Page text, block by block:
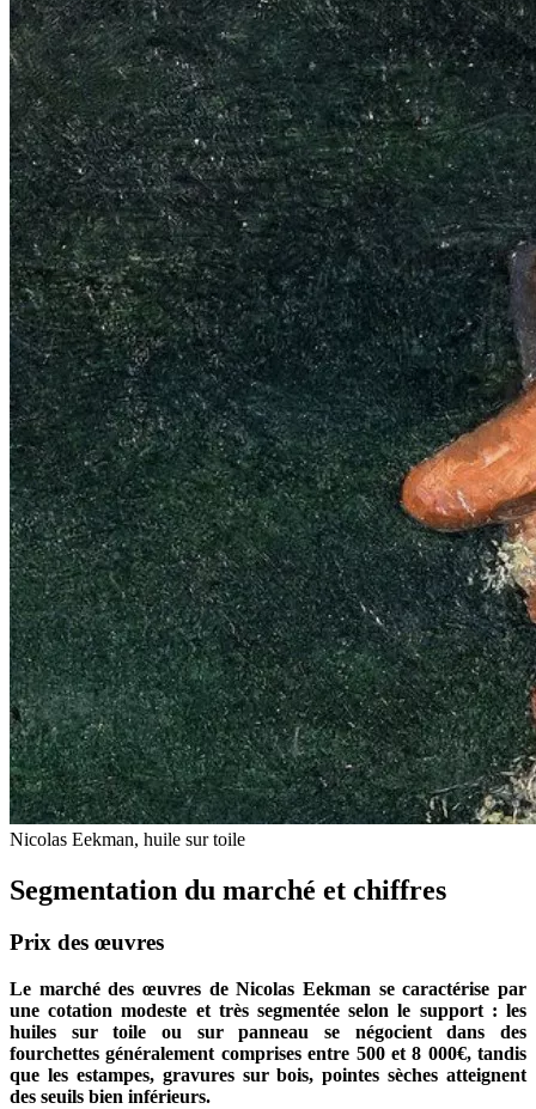
Nicolas Eekman, huile sur toile
Segmentation du marché et chiffres
Prix des œuvres
Le marché des œuvres de Nicolas Eekman se caractérise par
une cotation modeste et très segmentée selon le support : les
huiles sur toile ou sur panneau se négocient dans des
fourchettes généralement comprises entre 500 et 8 000€, tandis
que les estampes, gravures sur bois, pointes sèches atteignent
des seuils bien inférieurs.